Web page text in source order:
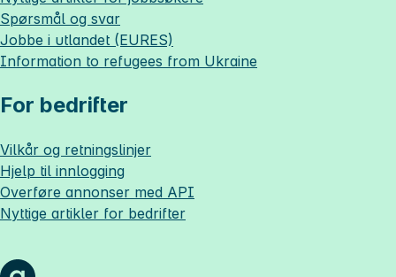
Spørsmål og svar
Jobbe i utlandet (EURES)
Information to refugees from Ukraine
For bedrifter
Vilkår og retningslinjer
Hjelp til innlogging
Overføre annonser med API
Nyttige artikler for bedrifter